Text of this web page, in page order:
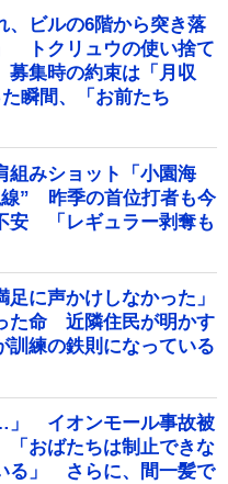
、ビルの6階から突き落
トクリュウの使い捨て
集時の約束は「月収
瞬間、「お前たち
組みショット「小園海
” 昨季の首位打者も今
安 「レギュラー剥奪も
足に声かけしなかった」
た命 近隣住民が明かす
訓練の鉄則になっている
」 イオンモール事故被
おばたちは制止できな
る」 さらに、間一髪で